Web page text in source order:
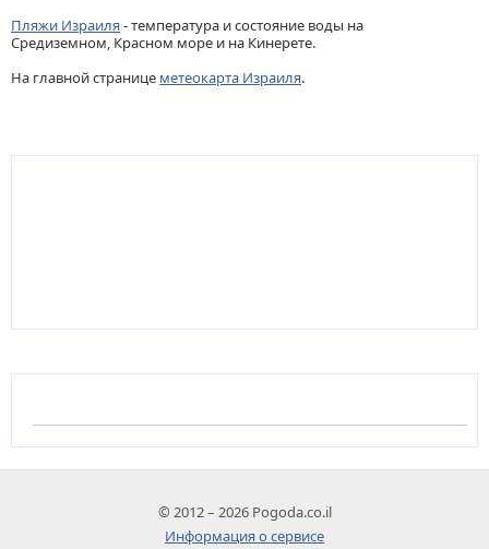
Пляжи Израиля- температура и состояние воды на
Средиземном, Красном море и на Кинерете.
На главной странице метеокарта Израиля.
© 2012 – 2026 Pogoda.co.il
Информация о сервисе